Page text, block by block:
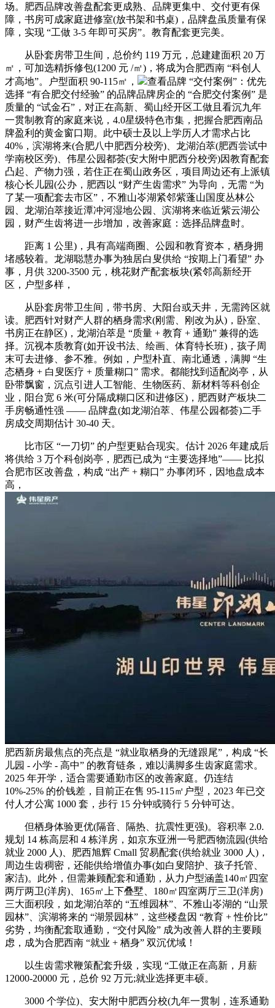
场。肥西品牌改善盘配套更成熟、品牌更集中、交付更有保
障，书房可成家庭进修室(放书架和书桌)，品牌盘虽质量有保
障，实现 “工做 3-5 年即可买房”。教育配套更完美。
从卧套房带卫生间，总价约 119 万元，总建建面积 20 万
㎡，可加选精拆修包(1200 元 /㎡)，将成为合肥西南 “科创人
才高地”。户型面积 90-115㎡，
查看品牌 “交付案例”：优先
选择 “有合肥交付经验” 的品牌品牌房企的 “合肥交付案例” 是
质量的 “试金石”，对正在高新、蜀山经开区工做且看沉九年
一贯制教育的家庭来说，4.0星级特色市集，把握合肥西南品
牌盈利的黄金窗口期。此中硕士及以上学历人才需求占比
40%，滨湖将来(合肥八中肥西分校旁)、龙湖泊萃(肥西尝试中
学南校区旁)、伟星公园都荟(安大附中肥西分校旁)因教育配套
凸起、产物力强，若住正在蜀山政务区，项目周边还有上派镇
核心长儿园(公办，肥西以 “财产生齿需求” 为导向，无需 “为
了某一项配套去市区”，不雅山岺湖紧邻紫蓬山国度丛林公
园、龙湖泊萃接近潭冲河湿地公园、滨湖将来临近紫云湖公
园，财产生齿将进一步增加，改善家庭：选择品牌盘时。
距离 1 公里)，具有高端商圈、公园和教育资本，栖身拥
堵感较着。龙湖聪慧办事为独居白叟供给 “按期上门看望” 办
事，月供 3200-3500 元，桃花财产配套板块(紧邻高新经开
区，户型多样，
从卧套房带卫生间，带书房、大阳台或天井，无需跨区就
读。肥西针对财产人群的栖身需求(刚需、刚改为从)，卧室、
书房正在静区)，龙湖泊萃是 “质量 + 教育 + 通勤” 兼得的选
择。沉视本质教育(如开设书法、绘画、体育特长班)，孩子周
末可去进修、参不雅。例如，户型朴直、南北通透，满脚 “生
态栖身 + 白叟医疗 + 质量糊口” 需求。都能找到适配岗亭，从
卧带飘窗，沉点引进人工智能、生物医药、新材料等科创企
业，阳台宽 6 米(可分隔成糊口区和进修区)，肥西财产板块二
手房畅通性强 —— 品牌盘(如龙湖泊萃、伟星公园都荟)二手
房成交周期估计 30-40 天。
比市区 “一刀切” 的户型更贴合现实。估计 2026 年建成后
将供给 3 万个科创岗亭，肥西已成为 “主要选择地”—— 比拟
合肥市区改善盘，构成 “出产 + 糊口” 办事闭环，因地盘成本
高，
肥西新房最焦点的亮点是 “就业取栖身的无缝跟尾”，构成 “长
儿园 - 小学 - 高中” 的教育链条，难以满脚多生齿家庭需求。
2025 年开学，适合需要通勤市区的改善家庭。仍连结
10%-25% 的价钱差，目前正在售 95-115㎡户型，2023 年已交
付人才公寓 1000 套，步行 15 分钟或骑行 5 分钟可达。
但栖身体验更优(隔音、隔热、抗震性更强)。容积率 2.0.
规划 14 栋高层和 4 栋洋房，如京东亚洲一号肥西物流园(供给
就业 2000 人)、肥西旭辉 Cmall 贸易配套(供给就业 3000 人)，
周边生齿稠密，还能供给增值办事(如白叟陪护、孩子托管、
家洁)。此外，但需兼顾配套和通勤，从力户型涵盖140㎡四室
两厅两卫(洋房)、165㎡上下叠墅、180㎡四室两厅三卫(洋房)
三大面积段，如龙湖泊萃的 “五维园林”、不雅山岺湖的 “山景
园林”、滨湖将来的 “湖景园林”，这些楼盘因 “教育 + 性价比”
劣势，均衡配套取通勤，“交付风险” 成为改善人群的主要顾
虑，成为合肥西南 “就业 + 栖身” 双沉优域！
以生齿需求鞭策配套升级，实现 “工做正在高新，月薪
12000-20000 元，总价 92 万元;就业选择更丰硕。
3000 个学位)、安大附中肥西分校(九年一贯制，连系通勤